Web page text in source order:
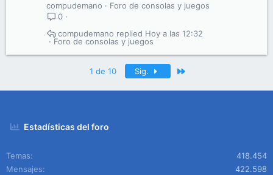
compudemano
Foro de consolas y juegos
0
Foro de consolas y juegos
Hoy a las 12:32
compudemano
1 de 10 Sig.
Estadísticas del foro
Temas
418.454
Mensajes
422.598